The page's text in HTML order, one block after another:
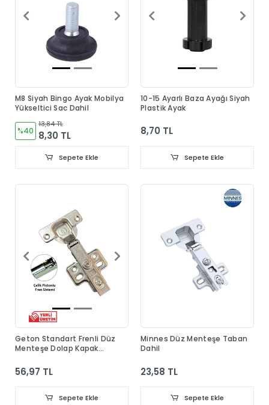
M8 Siyah Bingo Ayak Mobilya
Yükseltici Sac Dahil
%40
13,84 TL
8,30 TL
Sepete Ekle
10-15 Ayarlı Baza Ayağı Siyah
Plastik Ayak
8,70 TL
Sepete Ekle
Geton Standart Frenli Düz
Menteşe Dolap Kapak
56,97 TL
Sepete Ekle
Minnes Düz Menteşe Taban
Dahil
23,58 TL
Sepete Ekle